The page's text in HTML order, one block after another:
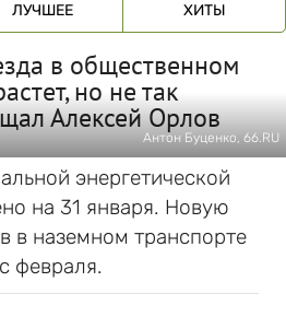
ЛУЧШЕЕ ХИТЫ
в общественном
но не так
Алексей Орлов
Антон Буценко, 66.RU
энергетической
на 31 января. Новую
в наземном транспорте
февраля.